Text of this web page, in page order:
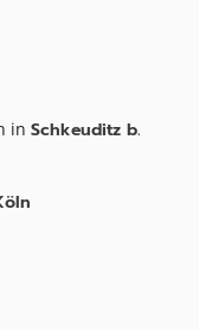
in Schkeuditz b.